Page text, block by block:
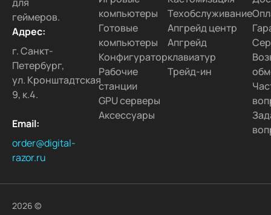
для
геймеров.
Адрес:
г. Санкт-
Петербург,
ул. Кронштадтская
9, к.4.
Email:
order@digital-
razor.ru
компьютеры
Готовые
компьютеры
Конфигуратор
Рабочие
станции
GPU серверы
Аксессуары
Техобслуживание
Апгрейд центр
Апгрейд
клавиатур
Трейд-ин
2026 ©